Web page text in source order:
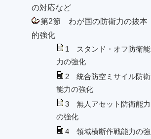
の対応など
第2節 わが国の防衛力の抜本
的強化
1 スタンド・オフ防衛能
力の強化
2 統合防空ミサイル防衛
能力の強化
3 無人アセット防衛能力
の強化
4 領域横断作戦能力の強